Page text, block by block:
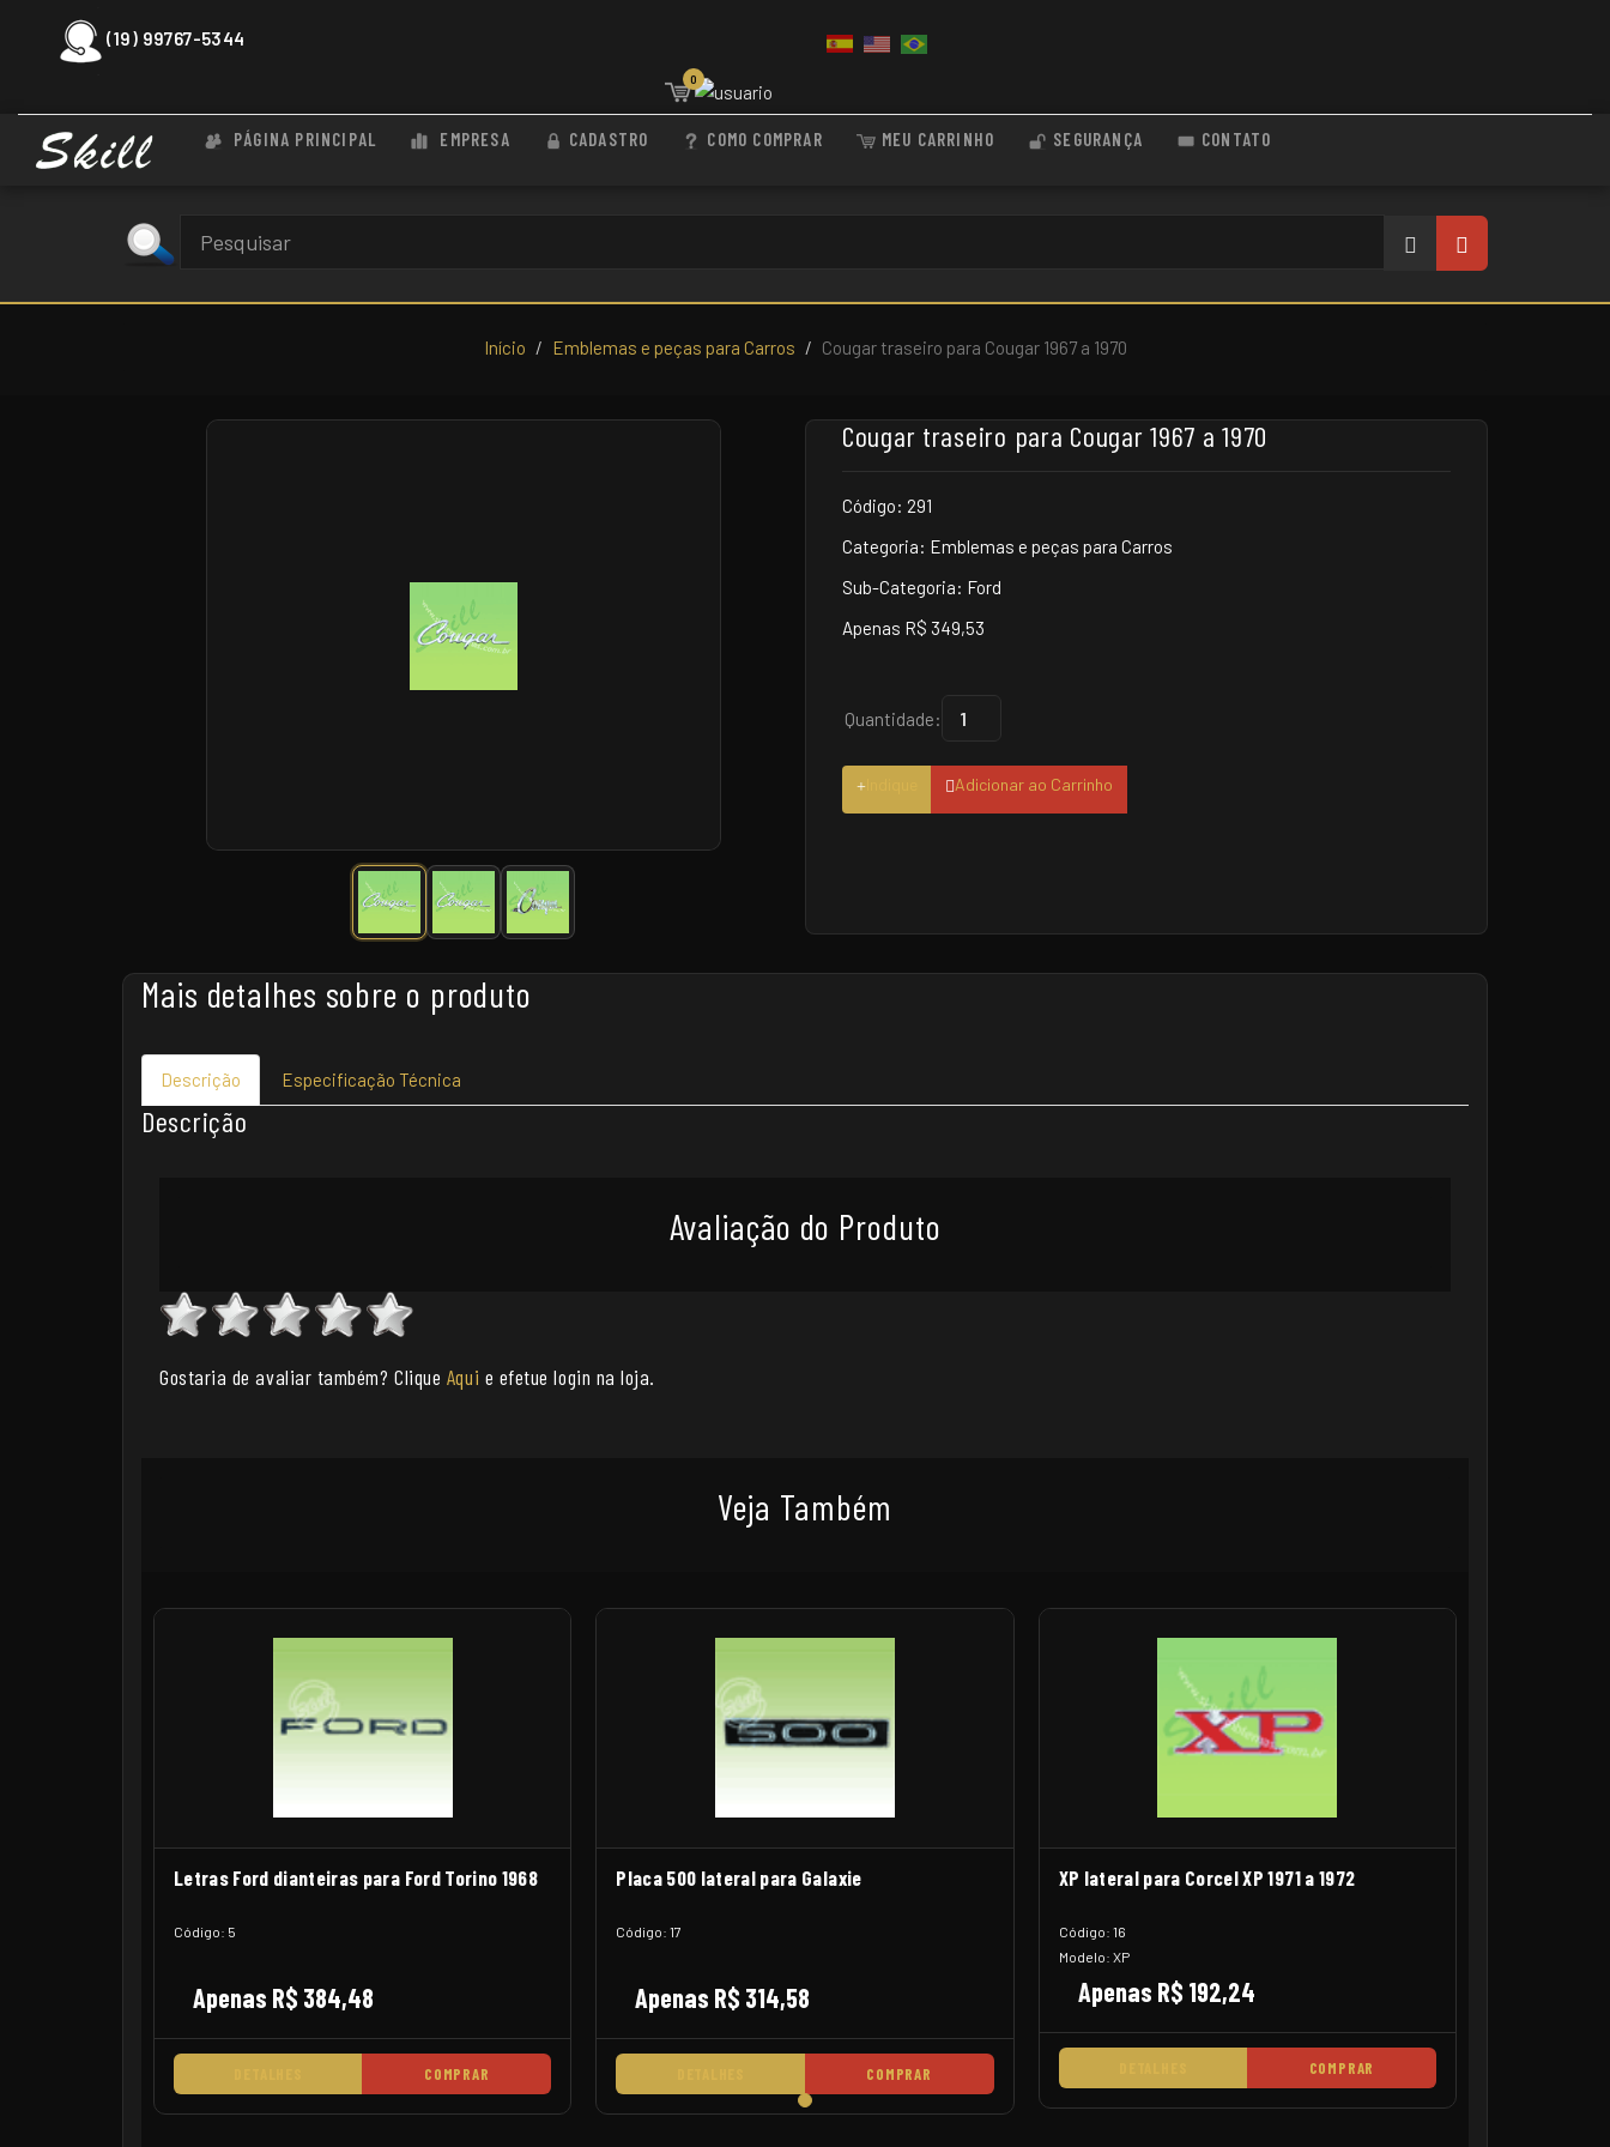
(19) 99767-5344
0
PÁGINA PRINCIPAL EMPRESA CADASTRO COMO COMPRAR MEU CARRINHO SEGURANÇA CONTATO
Início Emblemas e peças para Carros Cougar traseiro para Cougar 1967 a 1970
Cougar traseiro para Cougar 1967 a 1970
Código: 291
Categoria: Emblemas e peças para Carros
Sub-Categoria: Ford
Apenas R$ 349,53
Quantidade:
Adicionar ao Carrinho
Mais detalhes sobre o produto
Descrição Especificação Técnica
Descrição
Avaliação do Produto
Gostaria de avaliar também? Clique Aqui e efetue login na loja.
Veja Também
Letras Ford dianteiras para Ford Torino 1968
Código: 5
Apenas R$ 384,48
COMPRAR
Placa 500 lateral para Galaxie
Código: 17
Apenas R$ 314,58
COMPRAR
XP lateral para Corcel XP 1971 a 1972
Código: 16
Modelo: XP
Apenas R$ 192,24
COMPRAR